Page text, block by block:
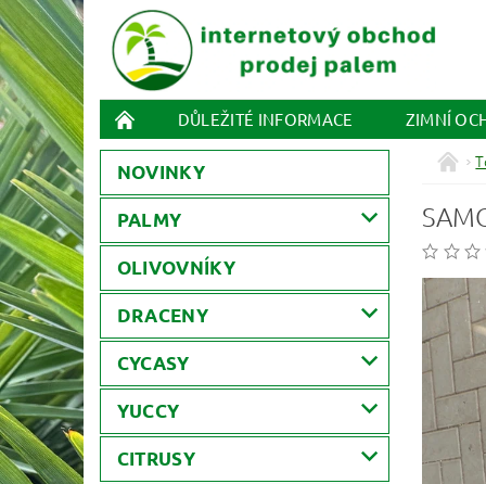
DŮLEŽITÉ INFORMACE ZIMNÍ
NOVINKY
PALMY
OLIVOVNÍKY
DRACENY
CYCASY
YUCCY
CITRUSY